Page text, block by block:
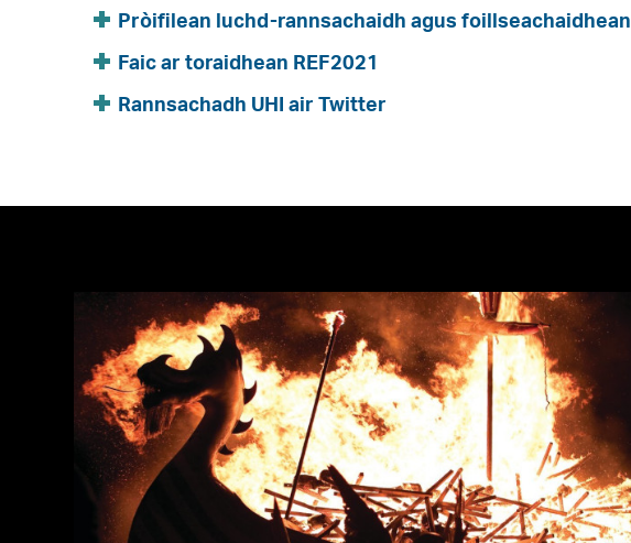
Pròifilean luchd-rannsachaidh agus foillseachaidhean
Faic ar toraidhean REF2021
Rannsachadh UHI air Twitter